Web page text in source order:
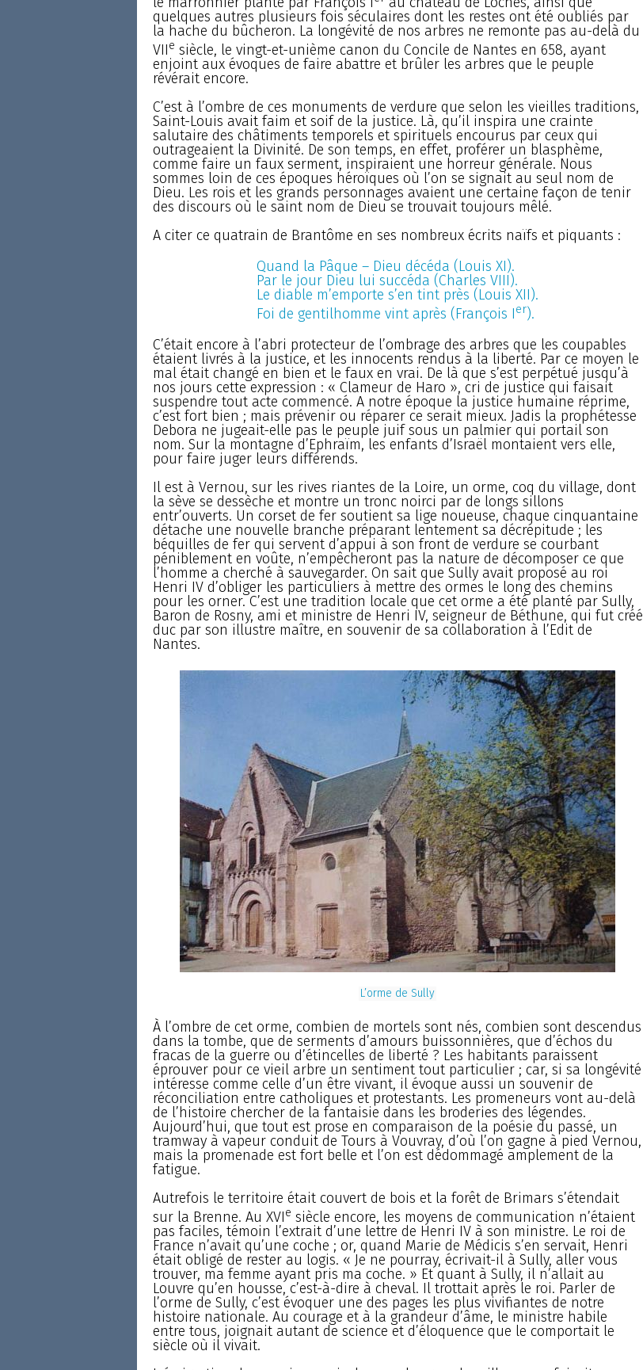
quelques autres plusieurs fois séculaires dont les restes ont été oubliés par
la hache du bûcheron. La longévité de nos arbres ne remonte pas au-delà du
VIIe siècle, le vingt-et-unième canon du Concile de Nantes en 658, ayant
enjoint aux évoques de faire abattre et brûler les arbres que le peuple
révérait encore.
C’est à l’ombre de ces monuments de verdure que selon les vieilles traditions,
Saint-Louis avait faim et soif de la justice. Là, qu’il inspira une crainte
salutaire des châtiments temporels et spirituels encourus par ceux qui
outrageaient la Divinité. De son temps, en effet, proférer un blasphème,
comme faire un faux serment, inspiraient une horreur générale. Nous
sommes loin de ces époques héroïques où l’on se signait au seul nom de
Dieu. Les rois et les grands personnages avaient une certaine façon de tenir
des discours où le saint nom de Dieu se trouvait toujours mêlé.
A citer ce quatrain de Brantôme en ses nombreux écrits naïfs et piquants :
Quand la Pâque – Dieu décéda (Louis XI).
Par le jour Dieu lui succéda (Charles VIII).
Le diable m’emporte s’en tint près (Louis XII).
Foi de gentilhomme vint après (François Ier).
C’était encore à l’abri protecteur de l’ombrage des arbres que les coupables
étaient livrés à la justice, et les innocents rendus à la liberté. Par ce moyen le
mal était changé en bien et le faux en vrai. De là que s’est perpétué jusqu’à
nos jours cette expression : « Clameur de Haro », cri de justice qui faisait
suspendre tout acte commencé. A notre époque la justice humaine réprime,
c’est fort bien ; mais prévenir ou réparer ce serait mieux. Jadis la prophétesse
Debora ne jugeait-elle pas le peuple juif sous un palmier qui portail son
nom. Sur la montagne d’Ephraïm, les enfants d’Israël montaient vers elle,
pour faire juger leurs différends.
Il est à Vernou, sur les rives riantes de la Loire, un orme, coq du village, dont
la sève se dessèche et montre un tronc noirci par de longs sillons
entr’ouverts. Un corset de fer soutient sa lige noueuse, chaque cinquantaine
détache une nouvelle branche préparant lentement sa décrépitude ; les
béquilles de fer qui servent d’appui à son front de verdure se courbant
péniblement en voûte, n’empêcheront pas la nature de décomposer ce que
l’homme a cherché à sauvegarder. On sait que Sully avait proposé au roi
Henri IV d’obliger les particuliers à mettre des ormes le long des chemins
pour les orner. C’est une tradition locale que cet orme a été planté par Sully,
Baron de Rosny, ami et ministre de Henri IV, seigneur de Béthune, qui fut créé
duc par son illustre maître, en souvenir de sa collaboration à l’Edit de
Nantes.
L’orme de Sully
À l’ombre de cet orme, combien de mortels sont nés, combien sont descendus
dans la tombe, que de serments d’amours buissonnières, que d’échos du
fracas de la guerre ou d’étincelles de liberté ? Les habitants paraissent
éprouver pour ce vieil arbre un sentiment tout particulier ; car, si sa longévité
intéresse comme celle d’un être vivant, il évoque aussi un souvenir de
réconciliation entre catholiques et protestants. Les promeneurs vont au-delà
de l’histoire chercher de la fantaisie dans les broderies des légendes.
Aujourd’hui, que tout est prose en comparaison de la poésie du passé, un
tramway à vapeur conduit de Tours à Vouvray, d’où l’on gagne à pied Vernou,
mais la promenade est fort belle et l’on est dédommagé amplement de la
fatigue.
Autrefois le territoire était couvert de bois et la forêt de Brimars s’étendait
sur la Brenne. Au XVIe siècle encore, les moyens de communication n’étaient
pas faciles, témoin l’extrait d’une lettre de Henri IV à son ministre. Le roi de
France n’avait qu’une coche ; or, quand Marie de Médicis s’en servait, Henri
était obligé de rester au logis. « Je ne pourray, écrivait-il à Sully, aller vous
trouver, ma femme ayant pris ma coche. » Et quant à Sully, il n’allait au
Louvre qu’en housse, c’est-à-dire à cheval. Il trottait après le roi. Parler de
l’orme de Sully, c’est évoquer une des pages les plus vivifiantes de notre
histoire nationale. Au courage et à la grandeur d’âme, le ministre habile
entre tous, joignait autant de science et d’éloquence que le comportait le
siècle où il vivait.